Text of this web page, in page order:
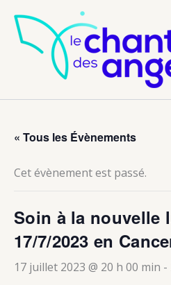
contenu
« Tous les Évènements
Cet évènement est passé.
Soin à la nouvelle
17/7/2023 en
17 juillet 2023 @ 20 h 00 min -